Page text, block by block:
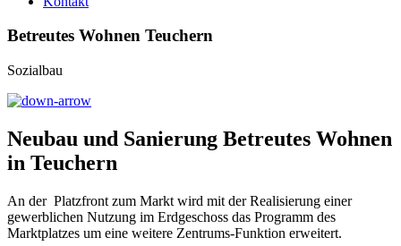
Betreutes Wohnen Teuchern
Sozialbau
Neubau und Sanierung Betreutes Wohnen
in Teuchern
An der Platzfront zum Markt wird mit der Realisierung einer
gewerblichen Nutzung im Erdgeschoss das Programm des
Marktplatzes um eine weitere Zentrums-Funktion erweitert.